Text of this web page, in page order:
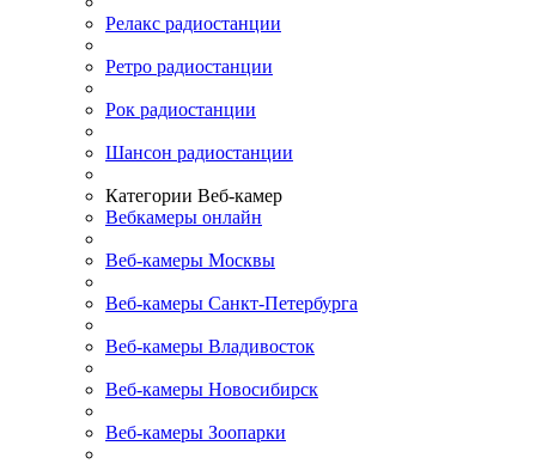
Релакс радиостанции
Ретро радиостанции
Рок радиостанции
Шансон радиостанции
Категории Веб-камер
Вебкамеры онлайн
Веб-камеры Москвы
Веб-камеры Санкт-Петербурга
Веб-камеры Владивосток
Веб-камеры Новосибирск
Веб-камеры Зоопарки